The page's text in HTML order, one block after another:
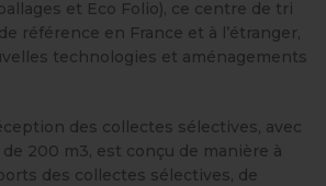
et Eco Folio), ce centre de tri
référence en France et à l’étranger,
technologies et aménagements
des collectes sélectives, avec
200 m3, est conçu de manière à
des collectes sélectives, de